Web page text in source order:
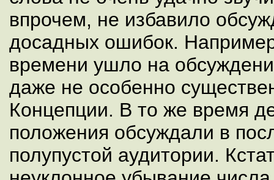
впрочем, не избавило
досадных ошибок.
времени ушло на
даже не особенно
Концепции. В то же время
положения обсуждали в
полупустой аудитории.